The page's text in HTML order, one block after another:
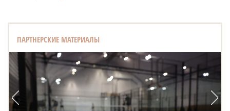
ПАРТНЕРСКИЕ МАТЕРИАЛЫ